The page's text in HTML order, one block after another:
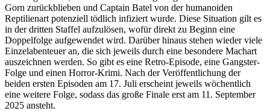
Gorn zurückblieben und Captain Batel von der humanoiden
Reptilienart potenziell tödlich infiziert wurde. Diese Situation gilt es
in der dritten Staffel aufzulösen, wofür direkt zu Beginn eine
Doppelfolge aufgewendet wird. Darüber hinaus stehen wieder viele
Einzelabenteuer an, die sich jeweils durch eine besondere Machart
auszeichnen werden. So gibt es eine Retro-Episode, eine Gangster-
Folge und einen Horror-Krimi. Nach der Veröffentlichung der
beiden ersten Episoden am 17. Juli erscheint jeweils wöchentlich
eine weitere Folge, sodass das große Finale erst am 11. September
2025 ansteht.